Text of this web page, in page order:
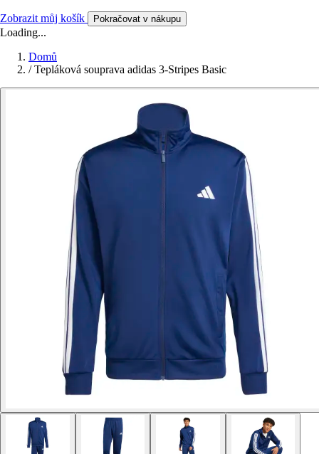
Zobrazit můj košík Pokračovat v nákupu
Loading...
Domů
/ Tepláková souprava adidas 3-Stripes Basic